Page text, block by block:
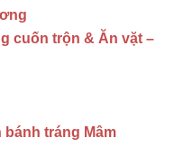
cuốn trộn & Ăn vặt –
tráng Mâm